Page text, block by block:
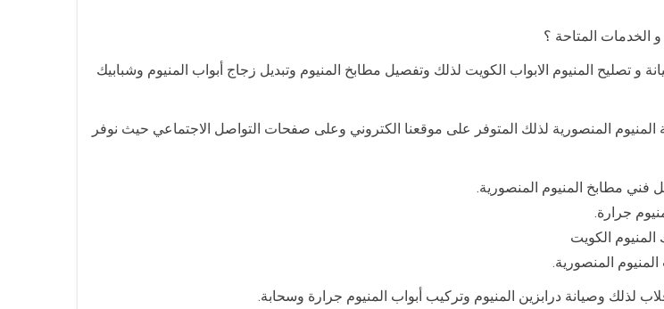
المتاحة ؟
تصليح المنيوم الابواب الكويت لذلك وتفصيل مطابخ المنيوم وتبديل زجاج أبواب المنيوم وشبابيك
المنصورية لذلك المتوفر على موقعنا الكتروني وعلى صفحات التواصل الاجتماعي حيث نوفر
فني مطابخ المنيوم المنصورية.
جرارة.
المنيوم الكويت
المنصورية.
لذلك وصيانة درابزين المنيوم وتركيب أبواب المنيوم جرارة وسحابة.